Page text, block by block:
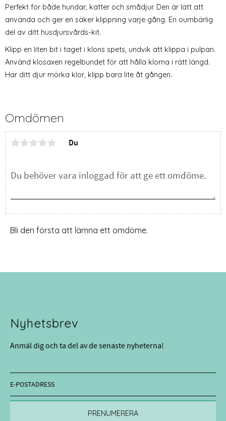
Perfekt för både hundar, katter och smådjur. Den är lätt att
använda och ger en säker klippning varje gång. En oumbärlig
del av ditt husdjursvårds-kit.
Klipp en liten bit i taget i klons spets, undvik att klippa i pulpan.
Använd klosaxen regelbundet för att hålla klorna i rätt längd.
Har ditt djur mörka klor, klipp bara lite åt gången.
Omdömen
Du
Bli den första att lämna ett omdöme.
Nyhetsbrev
Anmäl dig och ta del av de senaste nyheterna!
PRENUMERERA